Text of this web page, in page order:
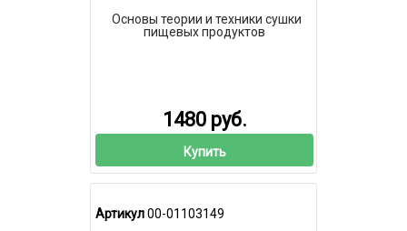
Основы теории и техники сушки
пищевых продуктов
1480 руб.
Купить
Артикул00-01103149